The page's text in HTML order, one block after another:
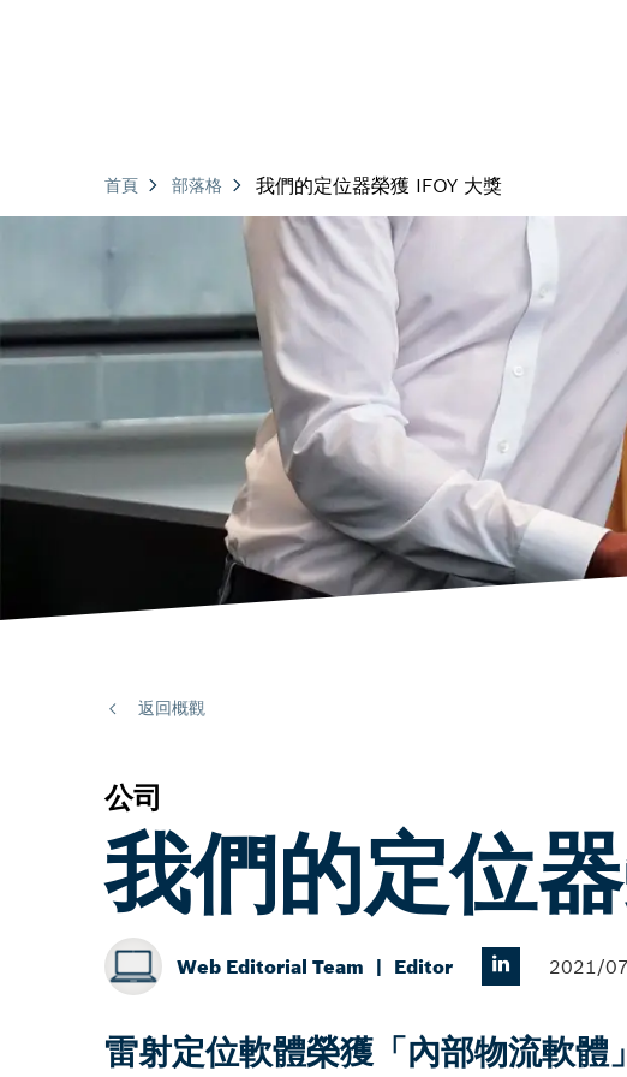
首頁 部落格 我們的定位器榮獲 IFOY 大獎
返回概觀
公司
我們的定位
Web Editorial Team Editor 2021/
雷射定位軟體榮獲「內部物流軟體